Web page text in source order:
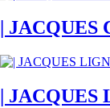
| JACQUES
| JACQUES